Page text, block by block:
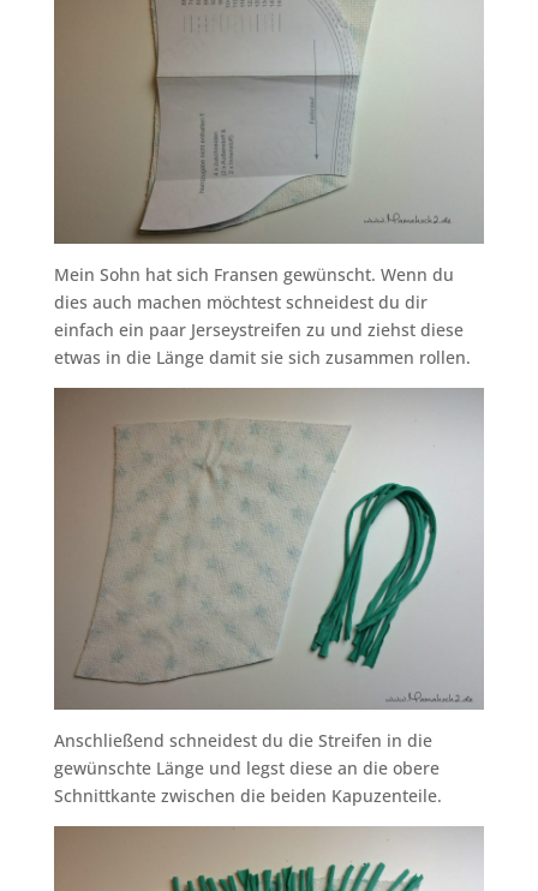
Mein Sohn hat sich Fransen gewünscht. Wenn du
dies auch machen möchtest schneidest du dir
einfach ein paar Jerseystreifen zu und ziehst diese
etwas in die Länge damit sie sich zusammen rollen.
Anschließend schneidest du die Streifen in die
gewünschte Länge und legst diese an die obere
Schnittkante zwischen die beiden Kapuzenteile.